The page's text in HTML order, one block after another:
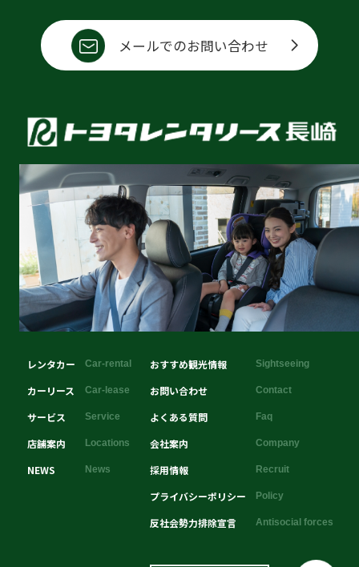
メールでのお問い合わせ
レンタカー Car-rental
カーリース Car-lease
サービス Service
店舗案内 Locations
NEWS News
おすすめ観光情報 Sightseeing
お問い合わせ Contact
よくある質問 Faq
会社案内 Company
採用情報 Recruit
プライバシーポリシー Policy
反社会勢力排除宣言 Antisocial forces